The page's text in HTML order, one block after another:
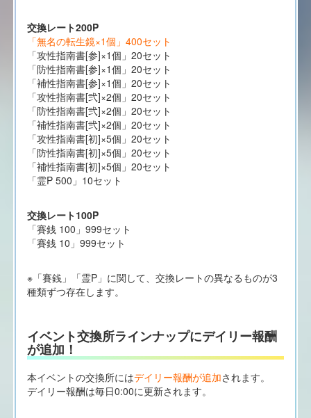
交換レート200P
「無名の転生鏡×1個」400セット
「攻性指南書[参]×1個」20セット
「防性指南書[参]×1個」20セット
「補性指南書[参]×1個」20セット
「攻性指南書[弐]×2個」20セット
「防性指南書[弐]×2個」20セット
「補性指南書[弐]×2個」20セット
「攻性指南書[初]×5個」20セット
「防性指南書[初]×5個」20セット
「補性指南書[初]×5個」20セット
「霊P 500」10セット
交換レート100P
「賽銭 100」999セット
「賽銭 10」999セット
※「賽銭」「霊P」に関して、交換レートの異なるものが3
種類ずつ存在します。
イベント交換所ラインナップにデイリー報酬
が追加！
本イベントの交換所にはデイリー報酬が追加されます。
デイリー報酬は毎日0:00に更新されます。